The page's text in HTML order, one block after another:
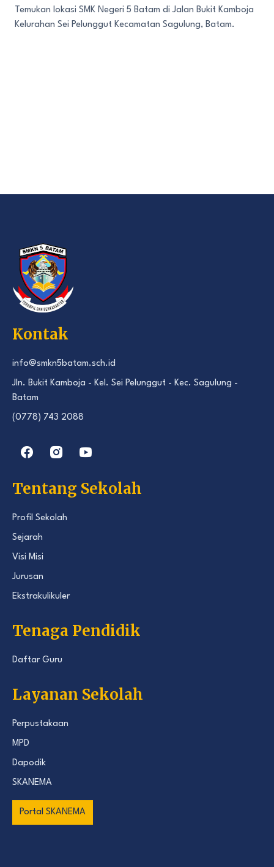
Temukan lokasi SMK Negeri 5 Batam di Jalan Bukit Kamboja
Kelurahan Sei Pelunggut Kecamatan Sagulung, Batam.
Kontak
info@smkn5batam.sch.id
Jln. Bukit Kamboja - Kel. Sei Pelunggut - Kec. Sagulung -
Batam
(0778) 743 2088
Tentang Sekolah
Profil Sekolah
Sejarah
Visi Misi
Jurusan
Ekstrakulikuler
Tenaga Pendidik
Daftar Guru
Layanan Sekolah
Perpustakaan
MPD
Dapodik
SKANEMA
Portal SKANEMA